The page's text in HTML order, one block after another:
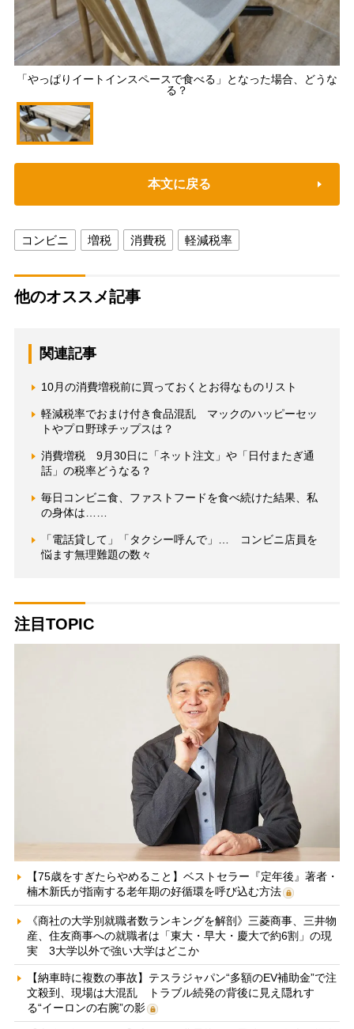
「やっぱりイートインスペースで食べる」となった場合、どうな
る？
本文に戻る
コンビニ 増税 消費税 軽減税率
他のオススメ記事
関連記事
10月の消費増税前に買っておくとお得なものリスト
軽減税率でおまけ付き食品混乱 マックのハッピーセッ
トやプロ野球チップスは？
消費増税 9月30日に「ネット注文」や「日付またぎ通
話」の税率どうなる？
毎日コンビニ食、ファストフードを食べ続けた結果、私
の身体は……
「電話貸して」「タクシー呼んで」… コンビニ店員を
悩ます無理難題の数々
注目TOPIC
【75歳をすぎたらやめること】ベストセラー『定年後』著者・
楠木新氏が指南する老年期の好循環を呼び込む方法
《商社の大学別就職者数ランキングを解剖》三菱商事、三井物
産、住友商事への就職者は「東大・早大・慶大で約6割」の現
実 3大学以外で強い大学はどこか
【納車時に複数の事故】テスラジャパン“多額のEV補助金”で注
文殺到、現場は大混乱 トラブル続発の背後に見え隠れす
る“イーロンの右腕”の影